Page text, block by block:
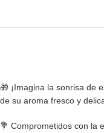
🎁 ¡Imagina la sonrisa de
de su aroma fresco y
💐 Comprometidos con la